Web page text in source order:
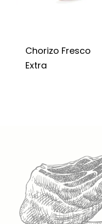
Chorizo Fresco
Extra